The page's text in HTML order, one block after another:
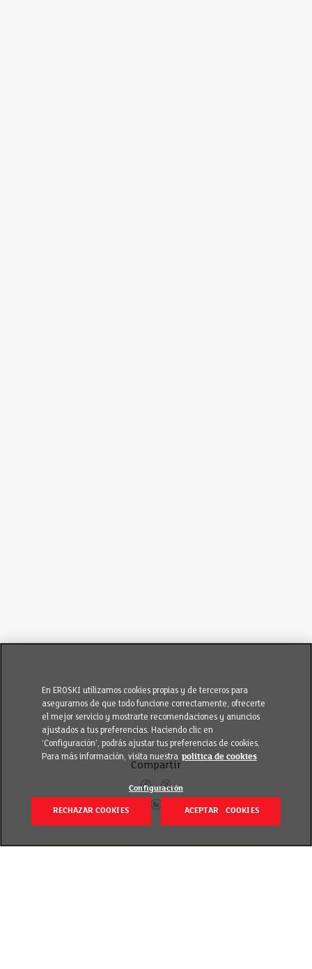
Compartir
En EROSKI utilizamos cookies propias y de terceros para
asegurarnos de que todo funcione correctamente, ofrecerte
el mejor servicio y mostrarte recomendaciones y anuncios
ajustados a tus preferencias. Haciendo clic en
‘Configuración’, podrás ajustar tus preferencias de cookies.
Para más información, visita nuestra política de cookies
Configuración
RECHAZAR COOKIES ACEPTAR COOKIES